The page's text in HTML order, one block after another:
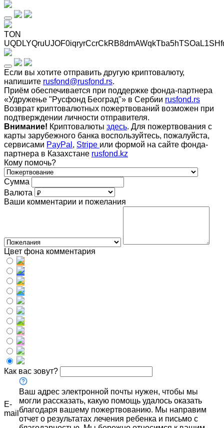
TON
Если вы хотите отправить другую криптовалюту,
напишите rusfond@rusfond.rs.
Приём обеспечивается при поддержке фонда-партнера
«Удружење "Русфонд Београд"» в Сербии rusfond.rs
Возврат криптовалютных пожертвований возможен при
подтверждении личности отправителя.
Внимание! Криптовалюты здесь. Для пожертвования с
карты зарубежного банка воспользуйтесь, пожалуйста,
сервисами PayPal , Stripe или формой на сайте фонда-
партнера в Казахстане rusfond.kz
Кому помочь?
Сумма
Валюта
Ваши комментарии и пожелания
Цвет фона комментария
Как вас зовут?
E-
mail
Ваш адрес электронной почты нужен, чтобы мы
могли рассказать, какую помощь удалось оказать
благодаря вашему пожертвованию. Мы направим
отчет о результатах лечения ребенка и письмо с